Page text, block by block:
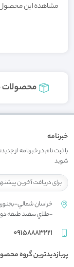
مشاهده این
محصولات
خبرنامه
با ثبت نام در خبرنامه از
شوید
-طلاي سفيد طبقه دوم
09158883221
پربازدیدترین گروه